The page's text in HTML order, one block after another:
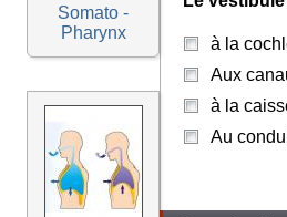
Somato -
Pharynx
à la
Aux
à la
Au